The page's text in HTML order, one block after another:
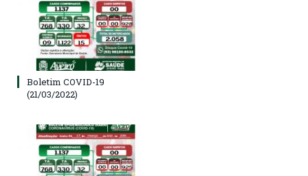
Boletim COVID-19
(21/03/2022)